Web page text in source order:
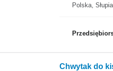
Polska, Słupia
Chwytak do